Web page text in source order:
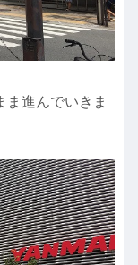
進んでいきま